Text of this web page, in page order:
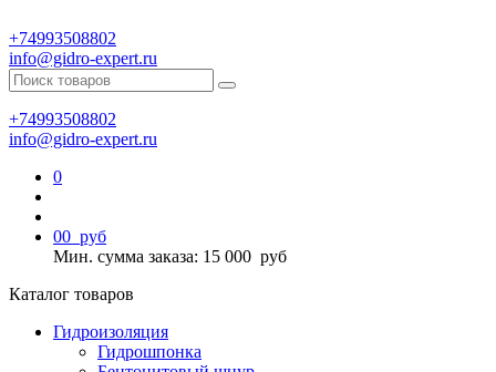
+74993508802
info@gidro-expert.ru
+74993508802
info@gidro-expert.ru
0
00 руб
Мин. сумма заказа: 15 000 руб
Каталог товаров
Гидроизоляция
Гидрошпонка